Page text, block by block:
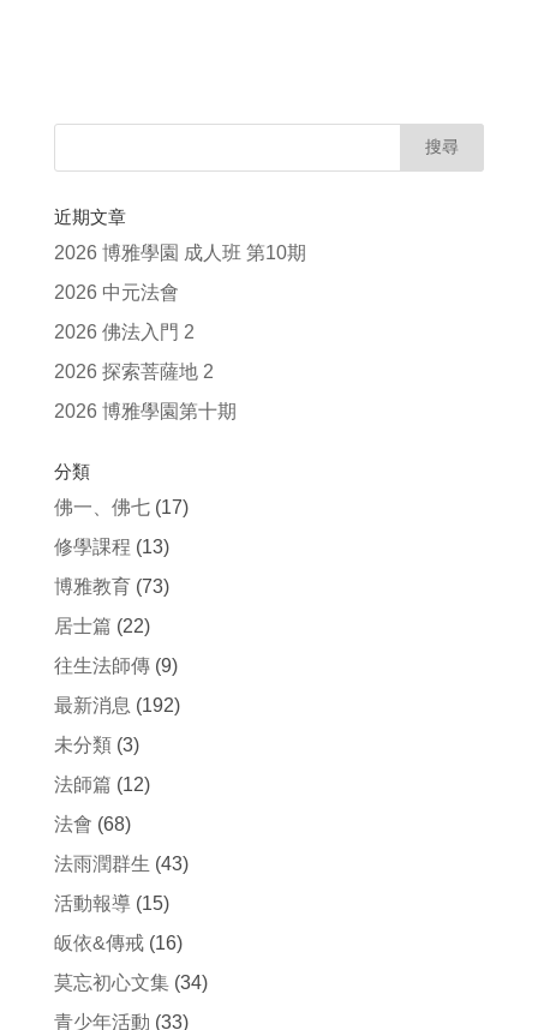
近期文章
2026 博雅學園 成人班 第10期
2026 中元法會
2026 佛法入門 2
2026 探索菩薩地 2
2026 博雅學園第十期
分類
佛一、佛七(17)
修學課程 (13)
博雅教育(73)
居士篇 (22)
往生法師傳(9)
最新消息 (192)
未分類(3)
法師篇 (12)
法會 (68)
法雨潤群生 (43)
活動報導(15)
皈依&傳戒(16)
莫忘初心文集(34)
青少年活動 (33)